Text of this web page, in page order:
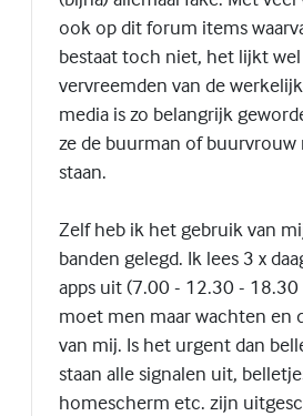
ook op dit forum items
bestaat toch niet, het lijkt
vervreemden van de
media is zo belangrijk
ze de buurman of
staan.
Zelf heb ik het gebruik van
banden gelegd. Ik lees 3 x
apps uit (7.00 - 12.30 -
moet men maar wachten en
van mij. Is het urgent dan
staan alle signalen uit,
homescherm etc. zijn